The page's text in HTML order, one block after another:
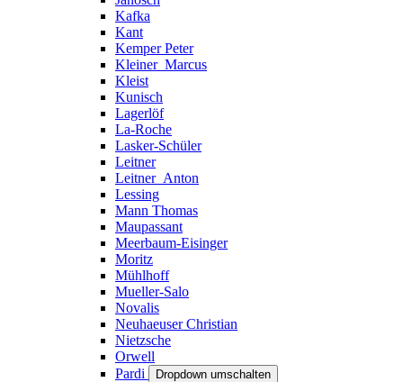
Kafka
Kant
Kemper Peter
Kleiner_Marcus
Kleist
Kunisch
Lagerlöf
La-Roche
Lasker-Schüler
Leitner
Leitner_Anton
Lessing
Mann Thomas
Maupassant
Meerbaum-Eisinger
Moritz
Mühlhoff
Mueller-Salo
Novalis
Neuhaeuser Christian
Nietzsche
Orwell
Pardi
Dropdown umschalten